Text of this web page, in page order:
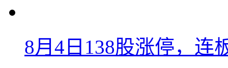
8月4日138股涨停，连